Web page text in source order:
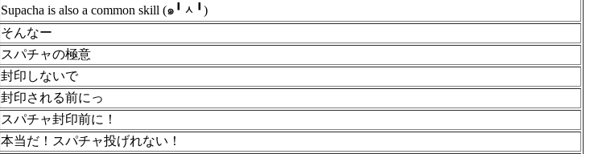
Supacha is also a common skill (๑╹ᆺ╹)
そんなー
スパチャの極意
封印しないで
封印される前にっ
スパチャ封印前に！
本当だ！スパチャ投げれない！